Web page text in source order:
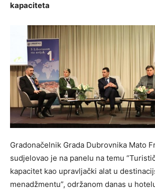
kapaciteta
Gradonačelnik Grada Dubrovnika Mato
sudjelovao je na panelu na temu
kapacitet kao upravljački alat u
menadžmentu”, održanom danas u